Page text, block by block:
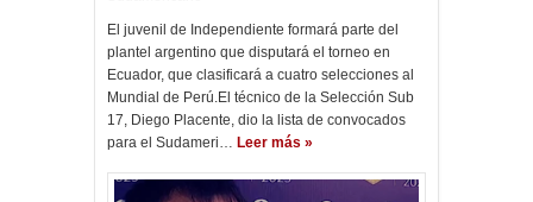
El juvenil de Independiente formará parte del
plantel argentino que disputará el torneo en
Ecuador, que clasificará a cuatro selecciones al
Mundial de Perú.El técnico de la Selección Sub
17, Diego Placente, dio la lista de convocados
para el Sudameri… Leer más »